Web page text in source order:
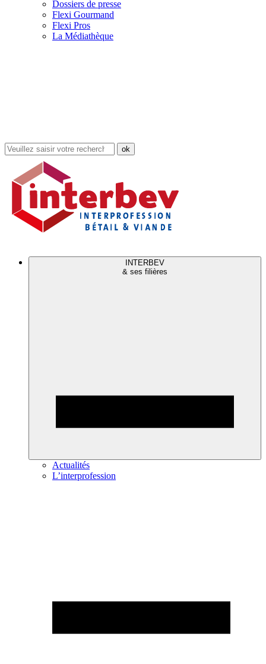
Dossiers de presse
Flexi Gourmand
Flexi Pros
La Médiathèque
Rechercher
dans
site
INTERBEV
& ses filières
Actualités
L’interprofession